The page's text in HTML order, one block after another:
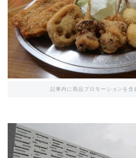
記事内に商品プロモーションを含